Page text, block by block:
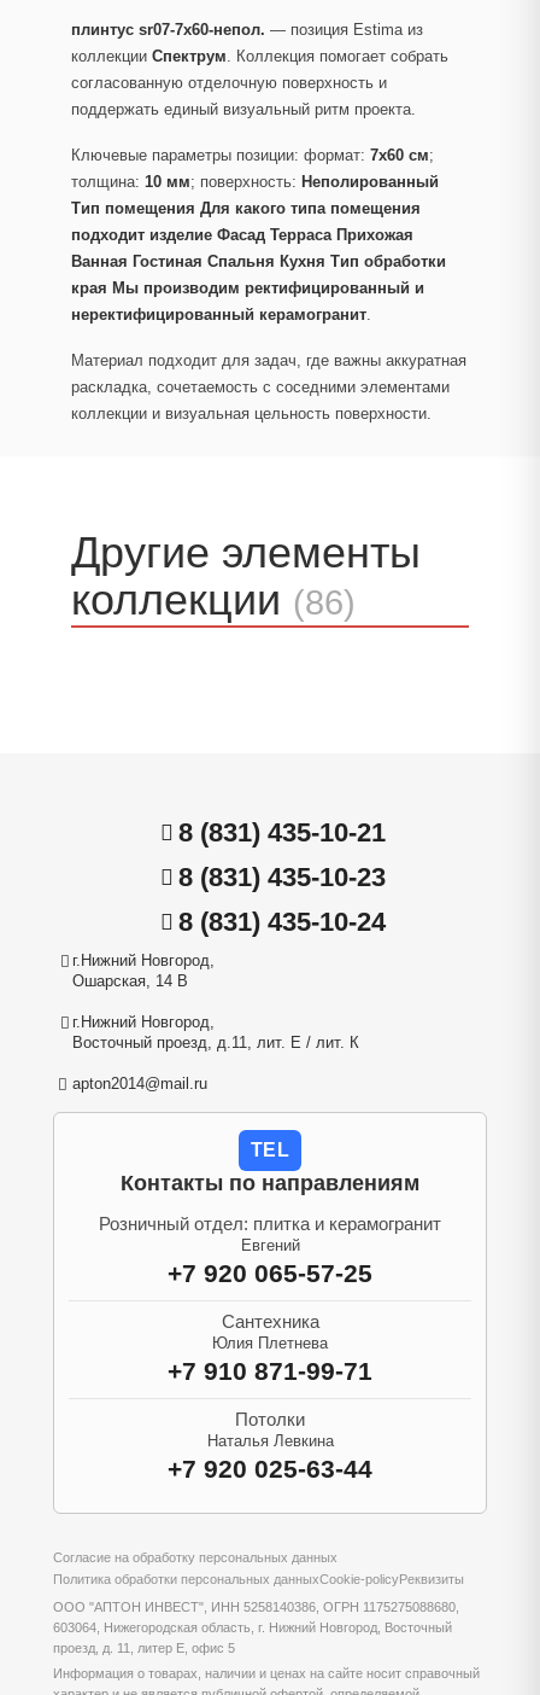
плинтус sr07-7x60-непол. — позиция Estima из
коллекции Спектрум. Коллекция помогает собрать
согласованную отделочную поверхность и
поддержать единый визуальный ритм проекта.
Ключевые параметры позиции: формат: 7x60 см;
толщина: 10 мм; поверхность: Неполированный
Тип помещения Для какого типа помещения
подходит изделие Фасад Терраса Прихожая
Ванная Гостиная Спальня Кухня Тип обработки
края Мы производим ректифицированный и
неректифицированный керамогранит.
Материал подходит для задач, где важны аккуратная
раскладка, сочетаемость с соседними элементами
коллекции и визуальная цельность поверхности.
Другие элементы
коллекции (86)
8 (831) 435-10-21
8 (831) 435-10-23
8 (831) 435-10-24
г.Нижний Новгород,
Ошарская, 14 В
г.Нижний Новгород,
Восточный проезд, д.11, лит. Е / лит. К
apton2014@mail.ru
TEL
Контакты по направлениям
Розничный отдел: плитка и керамогранит
Евгений
+7 920 065-57-25
Сантехника
Юлия Плетнева
+7 910 871-99-71
Потолки
Наталья Левкина
+7 920 025-63-44
Согласие на обработку персональных данных
Политика обработки персональных данныхCookie-policyРеквизиты
ООО "АПТОН ИНВЕСТ", ИНН 5258140386, ОГРН 1175275088680,
603064, Нижегородская область, г. Нижний Новгород, Восточный
проезд, д. 11, литер Е, офис 5
Информация о товарах, наличии и ценах на сайте носит справочный